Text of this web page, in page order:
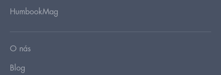
HumbookMag
O nás
Blog